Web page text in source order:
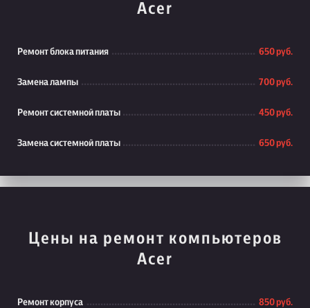
Acer
Ремонт блока питания 650 руб.
Замена лампы 700 руб.
Ремонт системной платы 450 руб.
Замена системной платы 650 руб.
Цены на ремонт компьютеров
Acer
Ремонт корпуса 850 руб.